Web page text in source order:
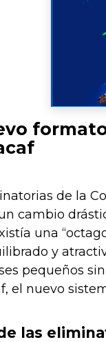
de la
cambio
una
y
pequeños
el nuevo
las